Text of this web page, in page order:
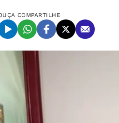
COMPARTILHE